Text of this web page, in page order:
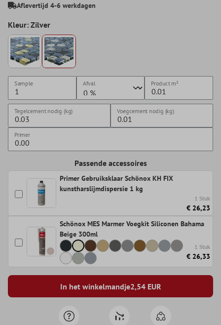
Aflevertijd 4-6 werkdagen
Kleur: Zilver
Sample Afval Productm²
Tegelcement nodig (kg) Voegcement nodig (kg)
Primer
Passende accessoires
Primer Gebruiksklaar Schönox KH FIX
kunstharslijmdispersie 1 kg
1 Stuk
€ 26,23
Schönox MES Marmer Voegkit Siliconen Bahama
Beige 300ml
1 Stuk
€ 26,33
In het winkelmandje2,54EUR